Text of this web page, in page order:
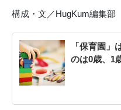
構成・文／HugKum編集部
「保育園」
のは0歳、1